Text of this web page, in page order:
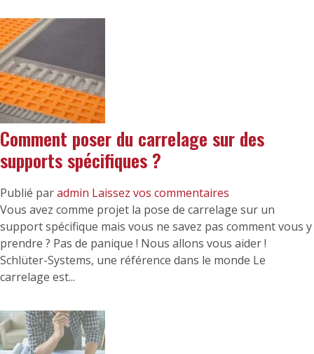
Comment poser du carrelage sur des
supports spécifiques ?
Publié paradmin Laissez vos commentaires
Vous avez comme projet la pose de carrelage sur un
support spécifique mais vous ne savez pas comment vous y
prendre ? Pas de panique ! Nous allons vous aider !
Schlüter-Systems, une référence dans le monde Le
carrelage est...